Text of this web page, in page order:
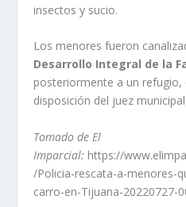
insectos y sucio.
Los menores fueron
Desarrollo Integral de la
posteriormente a un refugio,
disposición del juez municipal.
Tomado de El
Imparcial: https://
/Policia-rescata-a-menores-
carro-en-Tijuana-20220727-